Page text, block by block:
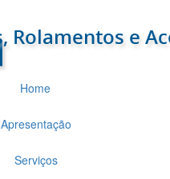
Home
Apresentação
Serviços